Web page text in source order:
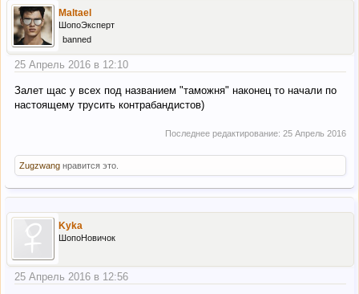
Maltael
ШопоЭксперт
banned
25 Апрель 2016 в 12:10
Залет щас у всех под названием "таможня" наконец то начали по
настоящему трусить контрабандистов)
Последнее редактирование: 25 Апрель 2016
Zugzwang нравится это.
Kyka
ШопоНовичок
25 Апрель 2016 в 12:56